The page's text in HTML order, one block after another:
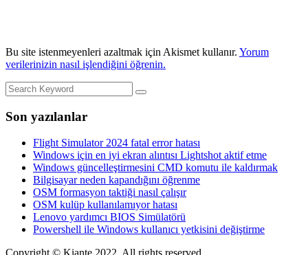
Bu site istenmeyenleri azaltmak için Akismet kullanır. Yorum
verilerinizin nasıl işlendiğini öğrenin.
Son yazılanlar
Flight Simulator 2024 fatal error hatası
Windows için en iyi ekran alıntısı Lightshot aktif etme
Windows güncelleştirmesini CMD komutu ile kaldırmak
Bilgisayar neden kapandığını öğrenme
OSM formasyon taktiği nasıl çalışır
OSM kulüp kullanılamıyor hatası
Lenovo yardımcı BIOS Simülatörü
Powershell ile Windows kullanıcı yetkisini değiştirme